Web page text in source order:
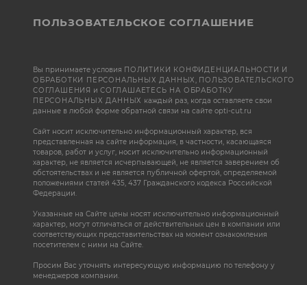
ПОЛЬЗОВАТЕЛЬСКОЕ СОГЛАШЕНИЕ
Вы принимаете условия ПОЛИТИКИ КОНФИДЕНЦИАЛЬНОСТИ И
ОБРАБОТКИ ПЕРСОНАЛЬНЫХ ДАННЫХ, ПОЛЬЗОВАТЕЛЬСКОГО
СОГЛАШЕНИЯ иСОГЛАШАЕТЕСЬ НА ОБРАБОТКУ
ПЕРСОНАЛЬНЫХ ДАННЫХ каждый раз, когда оставляете свои
данные в любой форме обратной связи на сайте opti-cut.ru
Сайт носит исключительно информационный характер, вся
представленная на сайте информация, в частности, касающаяся
товаров, работ и услуг, носит исключительно информационный
характер, не является исчерпывающей, не является заверением об
обстоятельствах и не является публичной офертой, определяемой
положениями статей 435, 437 Гражданского кодекса Российской
Федерации.
Указанные на Сайте цены носят исключительно информационный
характер, могут отличаться от действительных цен в компании или
соответствующих представительствах на момент ознакомления
посетителем с ними на Сайте.
Просим Вас уточнять интересующую информацию по телефону у
менеджеров компании.